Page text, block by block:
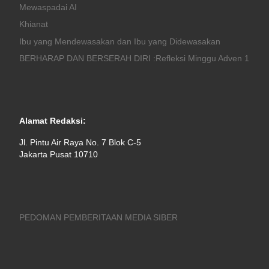
Mewaspadai AI
Khianat
Ibu yang Mendewasakan dan Ibu yang Didewasakan
BERHARAP DAN BERSERAH DIRI :Refleksi Minggu Adven 1
Alamat Redaksi:
Jl. Pintu Air Raya No. 7 Blok C-5
Jakarta Pusat 10710
PEDOMAN PEMBERITAAN MEDIA SIBER